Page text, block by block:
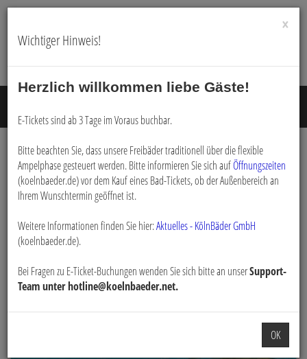
Buchen
×
Wichtiger Hinweis!
Herzlich willkommen liebe Gäste!
E-Tickets sind ab 3 Tage im Voraus buchbar.
Bitte beachten Sie, dass unsere Freibäder traditionell über die flexible
Ampelphase gesteuert werden. Bitte informieren Sie sich aufÖffnungszeiten
(koelnbaeder.de) vor dem Kauf eines Bad-Tickets, ob der Außenbereich an
Ihrem Wunschtermin geöffnet ist.
Weitere Informationen finden Sie hier:Aktuelles - KölnBäder GmbH
(koelnbaeder.de).
Bei Fragen zu E-Ticket-Buchungen wenden Sie sich bitte an unserSupport-
Team unter hotline@koelnbaeder.net.
OK